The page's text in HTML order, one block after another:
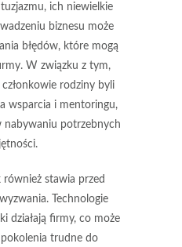
ich niewielkie
biznesu może
błędów, które mogą
W związku z tym,
rodziny byli
wsparcia i mentoringu,
nabywaniu potrzebnych
również stawia przed
Technologie
działają firmy, co może
trudne do